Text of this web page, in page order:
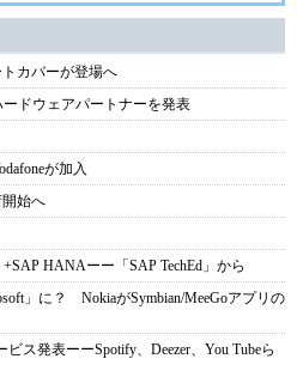
カバーが登場へ
ードウェアパートナーを発表
が加入
始へ
HANAーー「SAP TechEd」から
」に？ NokiaがSymbian/MeeGoアプリの
ス発表ーーSpotify、Deezer、You Tubeら